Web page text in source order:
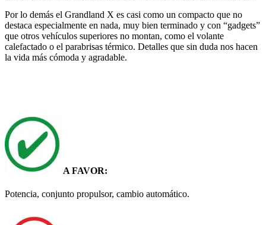
Por lo demás el Grandland X es casi como un compacto que no
destaca especialmente en nada, muy bien terminado y con “gadgets”
que otros vehículos superiores no montan, como el volante
calefactado o el parabrisas térmico. Detalles que sin duda nos hacen
la vida más cómoda y agradable.
A FAVOR:
Potencia, conjunto propulsor, cambio automático.